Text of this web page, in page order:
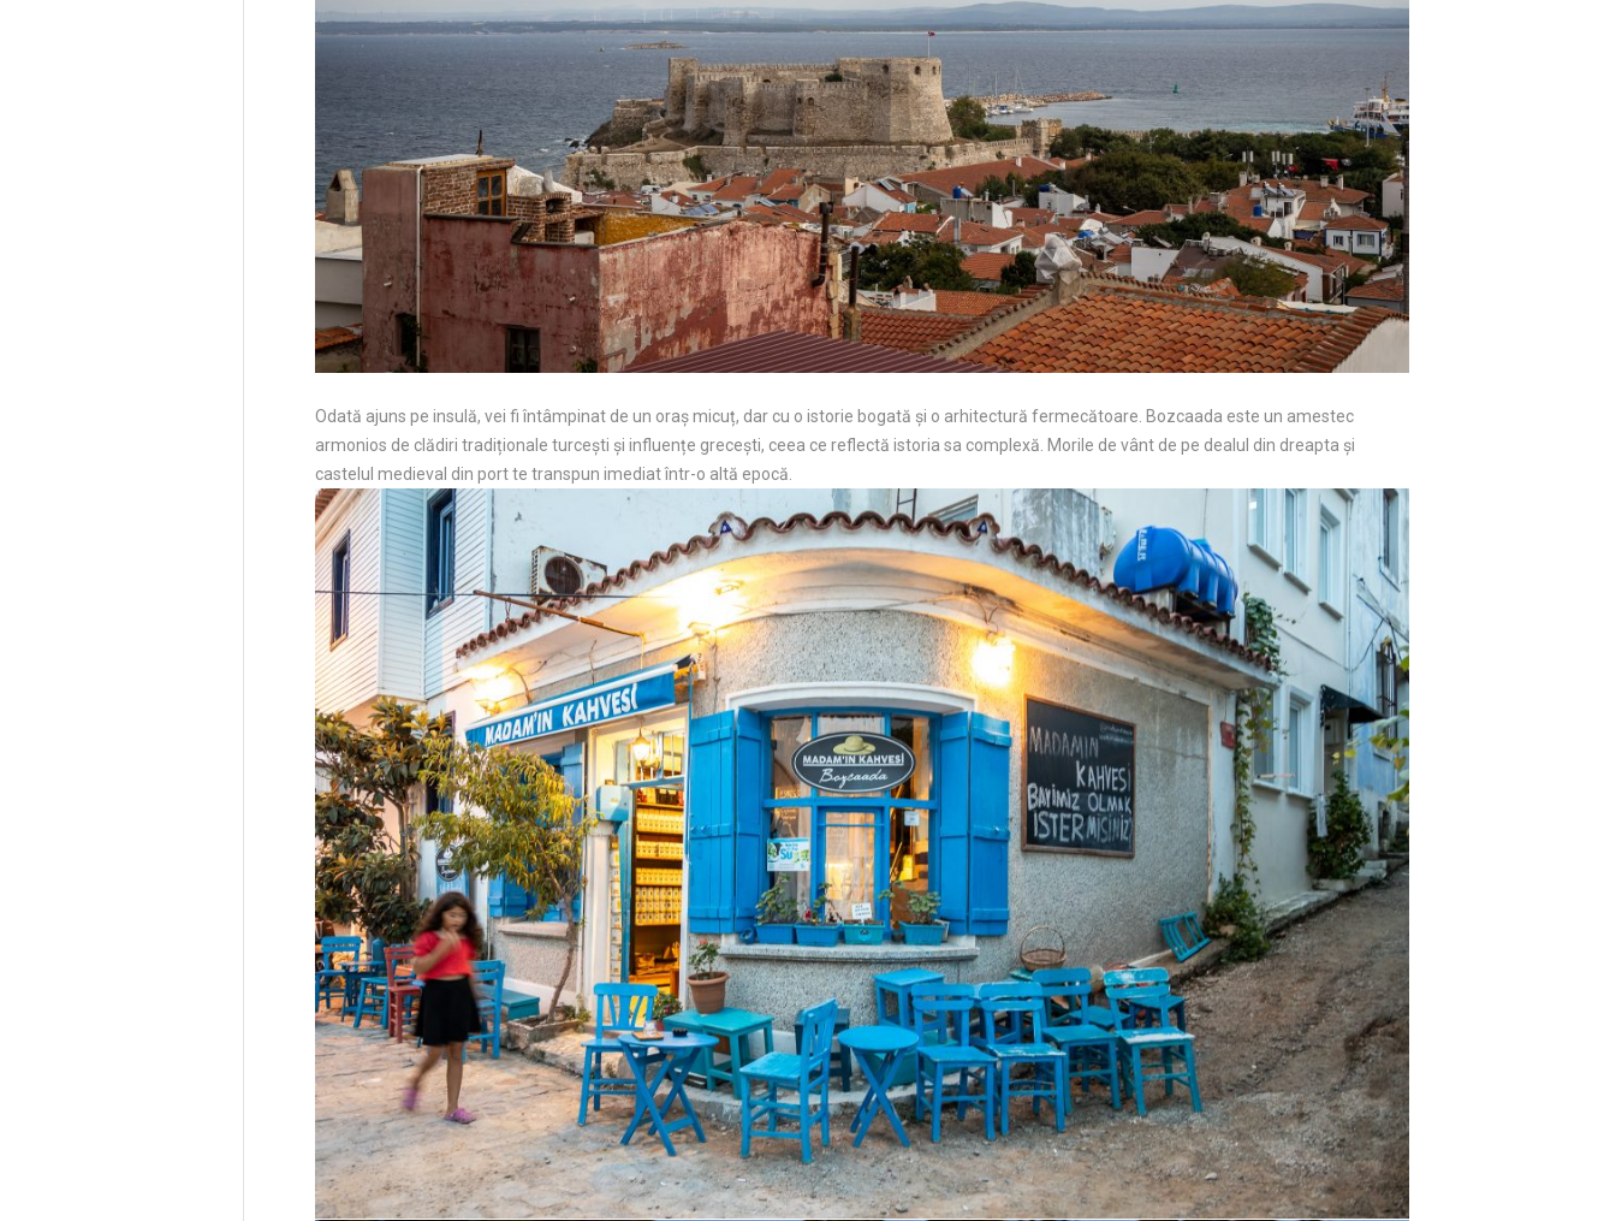
Odată ajuns pe insulă, vei fi întâmpinat de un oraș micuț, dar cu o istorie bogată și o arhitectură fermecătoare. Bozcaada este un amestec
armonios de clădiri tradiționale turcești și influențe grecești, ceea ce reflectă istoria sa complexă. Morile de vânt de pe dealul din dreapta și
castelul medieval din port te transpun imediat într-o altă epocă.